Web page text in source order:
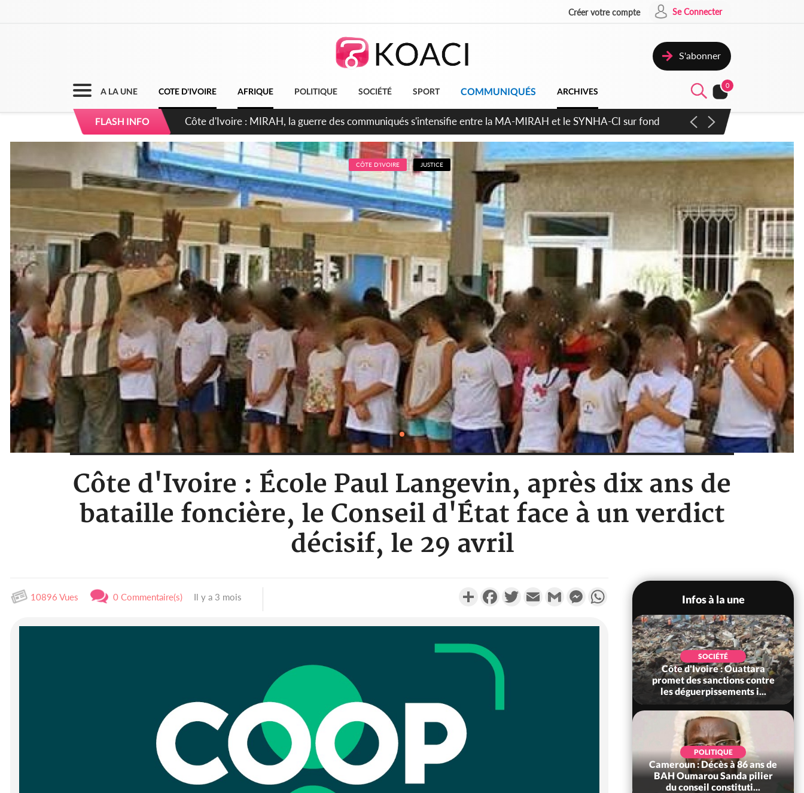
Créer votre compte Se Connecter
S'abonner
A LA UNE COTE D'IVOIRE AFRIQUE POLITIQUE SOCIÉTÉ SPORT COMMUNIQUÉS ARCHIVES
0
FLASH INFO Côte d'Ivoire : Indépendance 2026, Thiam plaide pour un environnement démocratique plus apaisé
CÔTE D'IVOIRE JUSTICE
Côte d'Ivoire : École Paul Langevin, après dix ans de
bataille foncière, le Conseil d'État face à un verdict
décisif, le 29 avril
10896 Vues 0 Commentaire(s) Il y a 3 mois PartagerFacebookTwitterEmail Gmail MessengerWhatsApp
Infos à la une
Côte d'Ivoire : Après le pari
réussi du 66e anniversaire,
SOCIÉTÉ
Côte d'Ivoire : Ouattara
promet des sanctions contre
les déguerpissements i...
POLITIQUE
Cameroun : Décès à 86 ans de
BAH Oumarou Sanda pilier
du conseil constituti...